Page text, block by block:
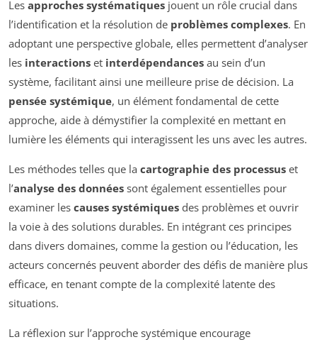
Les approches systématiques jouent un rôle crucial dans
l’identification et la résolution de problèmes complexes. En
adoptant une perspective globale, elles permettent d’analyser
les interactions et interdépendances au sein d’un
système, facilitant ainsi une meilleure prise de décision. La
pensée systémique, un élément fondamental de cette
approche, aide à démystifier la complexité en mettant en
lumière les éléments qui interagissent les uns avec les autres.
Les méthodes telles que la cartographie des processus et
l’analyse des données sont également essentielles pour
examiner les causes systémiques des problèmes et ouvrir
la voie à des solutions durables. En intégrant ces principes
dans divers domaines, comme la gestion ou l’éducation, les
acteurs concernés peuvent aborder des défis de manière plus
efficace, en tenant compte de la complexité latente des
situations.
La réflexion sur l’approche systémique encourage